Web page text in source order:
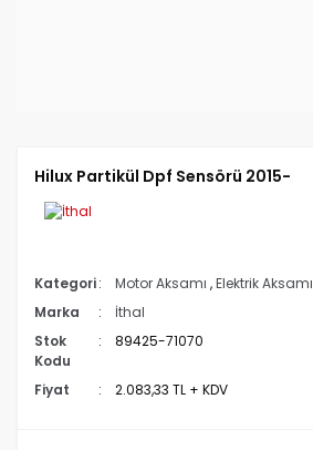
Hilux Partikül Dpf Sensörü 2015-
Kategori Motor Aksamı ,Elektrik Aksamı
Marka
İthal
Stok
Kodu
89425-71070
Fiyat 2.083,33 TL + KDV